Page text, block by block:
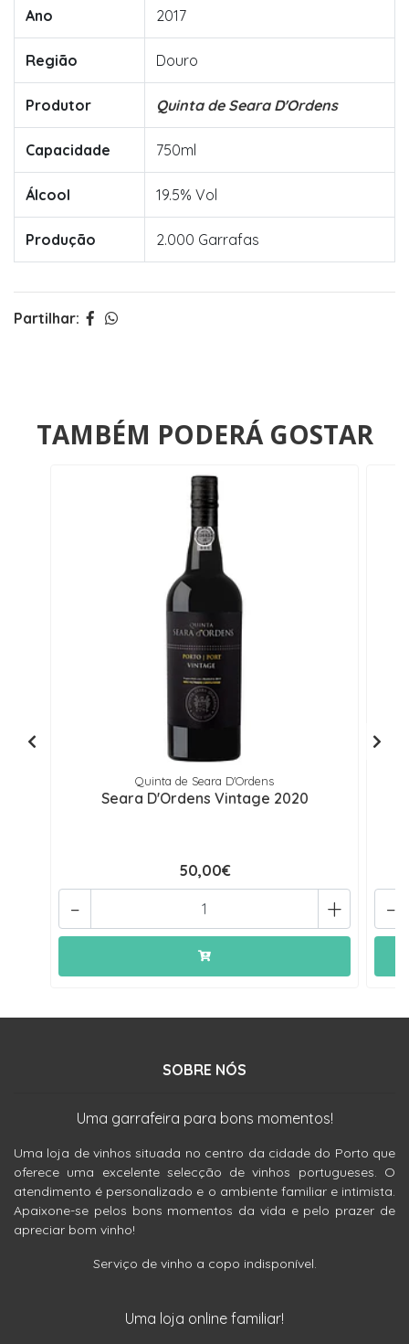
Ano 2017
Região Douro
Produtor Quinta de Seara D'Ordens
Capacidade 750ml
Álcool 19.5% Vol
Produção 2.000 Garrafas
Partilhar:
TAMBÉM PODERÁ GOSTAR
Quinta de Seara D'Ordens
Seara D'Ordens Vintage 2020
50,00€
+
- -
SOBRE NÓS
Uma garrafeira para bons momentos!
Uma loja de vinhos situada no centro da cidade do Porto que
oferece uma excelente selecção de vinhos portugueses. O
atendimento é personalizado e o ambiente familiar e intimista.
Apaixone-se pelos bons momentos da vida e pelo prazer de
apreciar bom vinho!
Serviço de vinho a copo indisponível.
Uma loja online familiar!